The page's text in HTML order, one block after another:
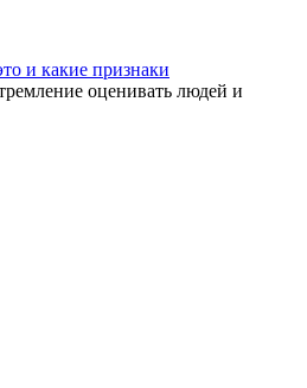
и какие признаки
оценивать людей и